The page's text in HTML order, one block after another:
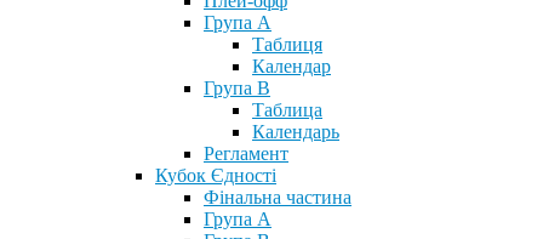
Група А
Таблиця
Календар
Група В
Таблица
Календарь
Регламент
Кубок Єдності
Фінальна частина
Група А